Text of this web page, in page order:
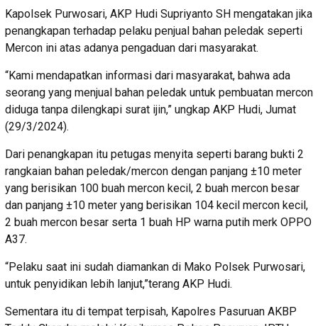
Kapolsek Purwosari, AKP Hudi Supriyanto SH mengatakan jika
penangkapan terhadap pelaku penjual bahan peledak seperti
Mercon ini atas adanya pengaduan dari masyarakat.
“Kami mendapatkan informasi dari masyarakat, bahwa ada
seorang yang menjual bahan peledak untuk pembuatan mercon
diduga tanpa dilengkapi surat ijin,” ungkap AKP Hudi, Jumat
(29/3/2024).
Dari penangkapan itu petugas menyita seperti barang bukti 2
rangkaian bahan peledak/mercon dengan panjang ±10 meter
yang berisikan 100 buah mercon kecil, 2 buah mercon besar
dan panjang ±10 meter yang berisikan 104 kecil mercon kecil,
2 buah mercon besar serta 1 buah HP warna putih merk OPPO
A37.
“Pelaku saat ini sudah diamankan di Mako Polsek Purwosari,
untuk penyidikan lebih lanjut,”terang AKP Hudi.
Sementara itu di tempat terpisah, Kapolres Pasuruan AKBP